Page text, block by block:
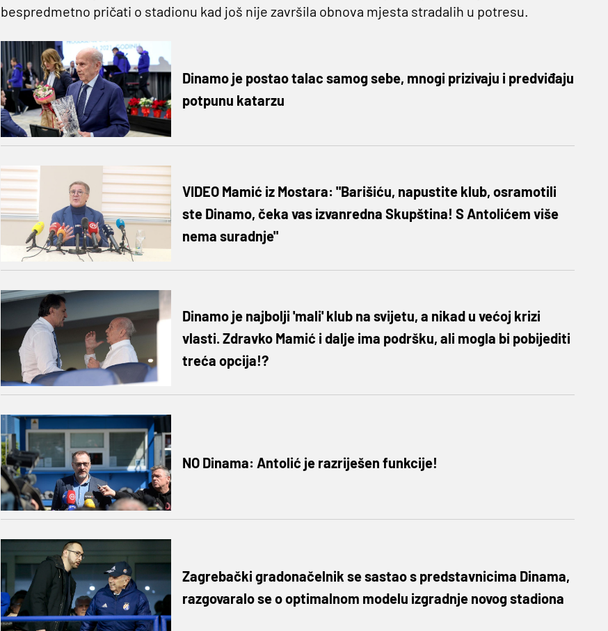
bespredmetno pričati o stadionu kad još nije završila obnova mjesta stradalih u potresu.
Dinamo je postao talac samog sebe, mnogi prizivaju i predviđaju
potpunu katarzu
VIDEO Mamić iz Mostara: "Barišiću, napustite klub, osramotili
ste Dinamo, čeka vas izvanredna Skupština! S Antolićem više
nema suradnje"
Dinamo je najbolji 'mali' klub na svijetu, a nikad u većoj krizi
vlasti. Zdravko Mamić i dalje ima podršku, ali mogla bi pobijediti
treća opcija!?
NO Dinama: Antolić je razriješen funkcije!
Zagrebački gradonačelnik se sastao s predstavnicima Dinama,
razgovaralo se o optimalnom modelu izgradnje novog stadiona